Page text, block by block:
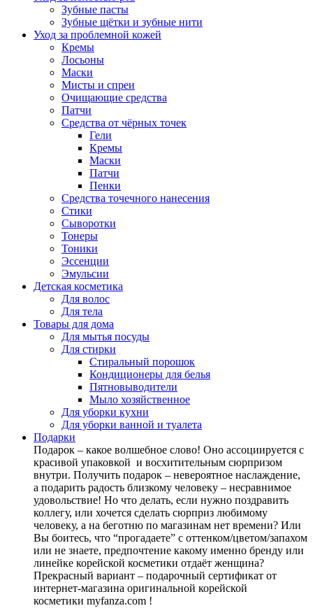
Зубные пасты
Зубные щётки и зубные нити
Уход за проблемной кожей
Кремы
Лосьоны
Маски
Мисты и спреи
Очищающие средства
Патчи
Средства от чёрных точек
Гели
Кремы
Маски
Патчи
Пенки
Средства точечного нанесения
Стики
Сыворотки
Тонеры
Тоники
Эссенции
Эмульсии
Детская косметика
Для волос
Для тела
Товары для дома
Для мытья посуды
Для стирки
Стиральный порошок
Кондиционеры для белья
Пятновыводители
Мыло хозяйственное
Для уборки кухни
Для уборки ванной и туалета
Подарки
Подарок – какое волшебное слово! Оно ассоциируется с
красивой упаковкой и восхитительным сюрпризом
внутри. Получить подарок – невероятное наслаждение,
а подарить радость близкому человеку – несравнимое
удовольствие! Но что делать, если нужно поздравить
коллегу, или хочется сделать сюрприз любимому
человеку, а на беготню по магазинам нет времени? Или
Вы боитесь, что “прогадаете” с оттенком/цветом/запахом
или не знаете, предпочтение какому именно бренду или
линейке корейской косметики отдаёт женщина?
Прекрасный вариант – подарочный сертификат от
интернет-магазина оригинальной корейской
косметики myfanza.com !